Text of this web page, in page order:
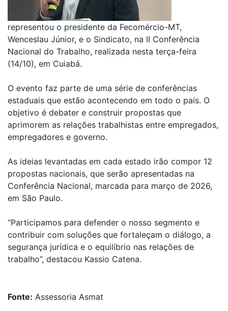
representou o presidente da Fecomércio-MT,
Wenceslau Júnior, e o Sindicato, na II Conferência
Nacional do Trabalho, realizada nesta terça-feira
(14/10), em Cuiabá.
O evento faz parte de uma série de conferências
estaduais que estão acontecendo em todo o país. O
objetivo é debater e construir propostas que
aprimorem as relações trabalhistas entre empregados,
empregadores e governo.
As ideias levantadas em cada estado irão compor 12
propostas nacionais, que serão apresentadas na
Conferência Nacional, marcada para março de 2026,
em São Paulo.
“Participamos para defender o nosso segmento e
contribuir com soluções que fortaleçam o diálogo, a
segurança jurídica e o equilíbrio nas relações de
trabalho”, destacou Kassio Catena.
Fonte: Assessoria Asmat